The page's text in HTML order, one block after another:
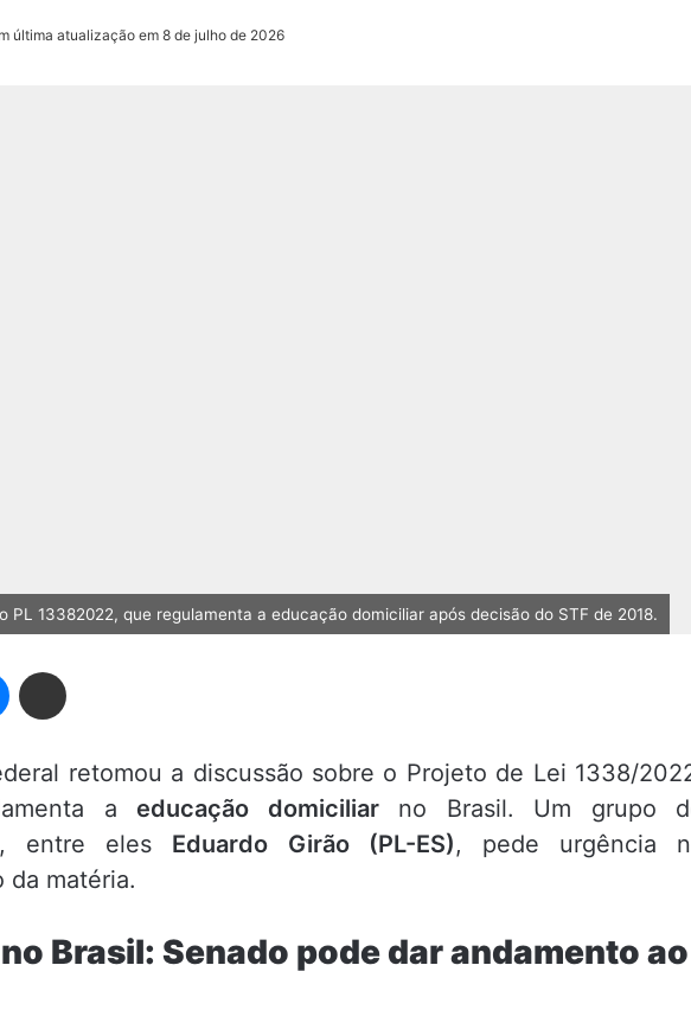
última atualização em 8 de julho de 2026
PL 13382022, que regulamenta a educação domiciliar após decisão do STF de 2018.
retomou a discussão sobre o Projeto de Lei 1338/
aeducação domiciliarno Brasil. Um grupo
entre eles Eduardo Girão (PL-ES), pede urgência
da matéria.
no Brasil: Senado pode dar andamento ao